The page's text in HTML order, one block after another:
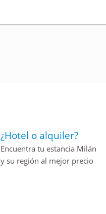
¿Hotel o alquiler?
Encuentra tu estancia Milán
y su región al mejor precio